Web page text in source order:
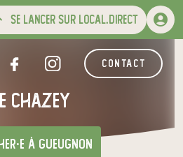
se lancer sur local.direct
contact
chazey
à Gueugnon